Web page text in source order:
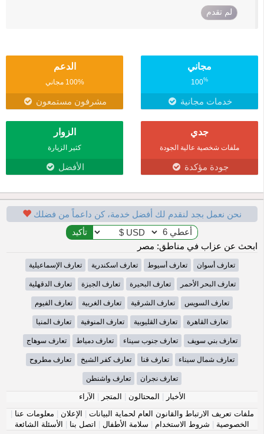
لم تقدم
مجاني
100%
خدمات مجانية
الدعم
100% مجاني
مشرفون مستمعون
جدي
ملفات شخصية عالية الجودة
جودة مؤكدة
الزوار
كثير الزيارة
الأفضل
نحن نعمل بجد لنقدم لك أفضل خدمة، كن داعماً من فضلك
ابحث عن عزاب في مناطق: مصر
تعارف أسوان تعارف أسيوط تعارف اسكندرية تعارف الإسماعيلية
تعارف البحر الأحمر تعارف البحيرة تعارف الجيزة تعارف الدقهلية
تعارف السويس تعارف الشرقية تعارف الغربية تعارف الفيوم
تعارف القاهرة تعارف القليوبية تعارف المنوفية تعارف المنيا
تعارف بني سويف تعارف جنوب سيناء تعارف دمياط تعارف سوهاج
تعارف شمال سيناء تعارف قنا تعارف كفر الشيخ تعارف مطروح
تعارف نجران تعارف واشنطن
الأخبار | المحتالون | المتجر | الآراء
ملفات تعريف الارتباط والقانون العام لحماية البيانات | الإعلان | معلومات عنا |
الخصوصية | شروط الاستخدام | سلامة الأطفال | اتصل بنا | الأسئلة الشائعة